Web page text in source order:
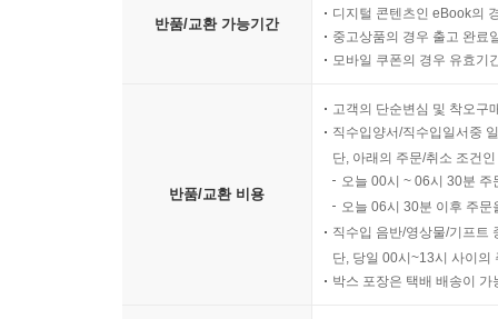
반품/교환 가능기간
디지털 콘텐츠인 eBook의
중고상품의 경우 출고 완료
모바일 쿠폰의 경우 유효기
반품/교환 비용
고객의 단순변심 및 착오구
직수입양서/직수입일서중
단, 아래의 주문/취소 조건
오늘 00시 ~ 06시 30분
오늘 06시 30분 이후 주
직수입 음반/영상물/기프트
단, 당일 00시~13시 사이의
박스 포장은 택배 배송이